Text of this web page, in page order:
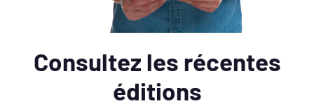
Consultez les récentes
éditions